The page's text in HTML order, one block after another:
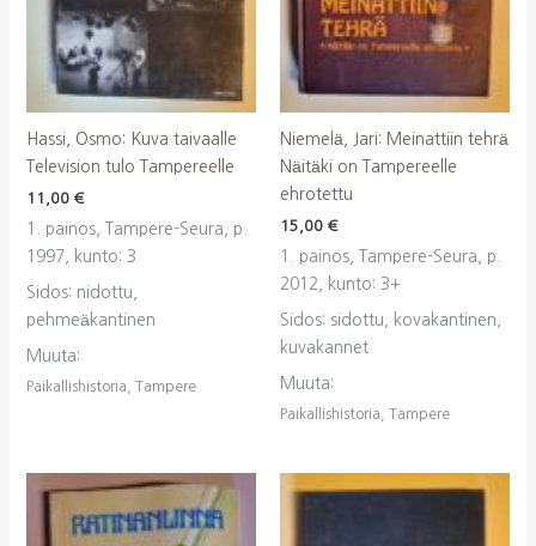
Hassi, Osmo: Kuva taivaalle
Television tulo Tampereelle
11,00 €
1. painos, Tampere-Seura, p.
1997, kunto: 3
Sidos: nidottu,
pehmeäkantinen
Muuta:
Paikallishistoria, Tampere
Niemelä, Jari: Meinattiin tehrä
Näitäki on Tampereelle
ehrotettu
15,00 €
1. painos, Tampere-Seura, p.
2012, kunto: 3+
Sidos: sidottu, kovakantinen,
kuvakannet
Muuta:
Paikallishistoria, Tampere